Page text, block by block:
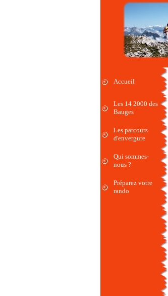
Accueil
Les 14 2000 des
Bauges
Les parcours
d'envergure
Qui sommes-
nous ?
Préparez votre
rando